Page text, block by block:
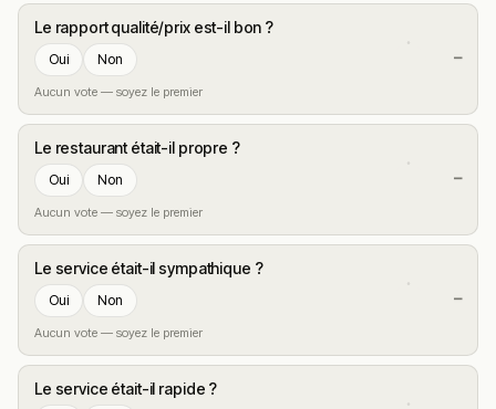
Le rapport qualité/prix est-il bon ?
Oui Non
Aucun vote — soyez le premier
—
Le restaurant était-il propre ?
Oui Non
Aucun vote — soyez le premier
—
Le service était-il sympathique ?
Oui Non
Aucun vote — soyez le premier
—
Le service était-il rapide ?